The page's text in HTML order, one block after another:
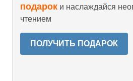
подарок и наслаждайся
чтением
ПОЛУЧИТЬ ПОДАРОК